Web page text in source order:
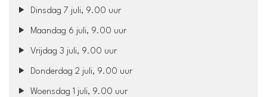
Dinsdag 7 juli, 9.00 uur
Maandag 6 juli, 9.00 uur
Vrijdag 3 juli, 9.00 uur
Donderdag 2 juli, 9.00 uur
Woensdag 1 juli, 9.00 uur